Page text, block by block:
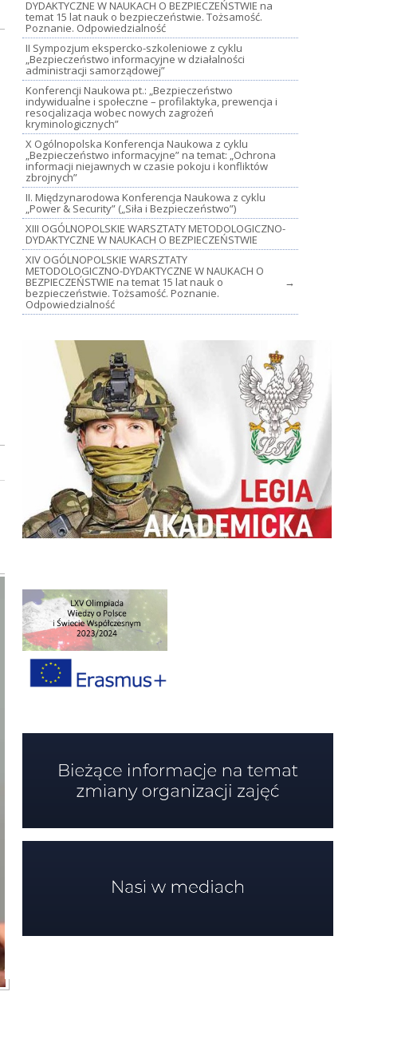
DYDAKTYCZNE W NAUKACH O BEZPIECZEŃSTWIE na
temat 15 lat nauk o bezpieczeństwie. Tożsamość.
Poznanie. Odpowiedzialność
II Sympozjum ekspercko-szkoleniowe z cyklu
„Bezpieczeństwo informacyjne w działalności
administracji samorządowej”
Konferencji Naukowa pt.: „Bezpieczeństwo
indywidualne i społeczne – profilaktyka, prewencja i
resocjalizacja wobec nowych zagrożeń
kryminologicznych”
X Ogólnopolska Konferencja Naukowa z cyklu
„Bezpieczeństwo informacyjne” na temat: „Ochrona
informacji niejawnych w czasie pokoju i konfliktów
zbrojnych”
II. Międzynarodowa Konferencja Naukowa z cyklu
„Power & Security” („Siła i Bezpieczeństwo”)
XIII OGÓLNOPOLSKIE WARSZTATY METODOLOGICZNO-
DYDAKTYCZNE W NAUKACH O BEZPIECZEŃSTWIE
XIV OGÓLNOPOLSKIE WARSZTATY
METODOLOGICZNO-DYDAKTYCZNE W NAUKACH O
BEZPIECZEŃSTWIE na temat 15 lat nauk o
bezpieczeństwie. Tożsamość. Poznanie.
Odpowiedzialność
→